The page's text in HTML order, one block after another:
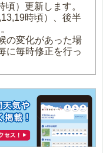
）更新します。
時頃）、後半
の変化があった場
に毎時修正を行っ